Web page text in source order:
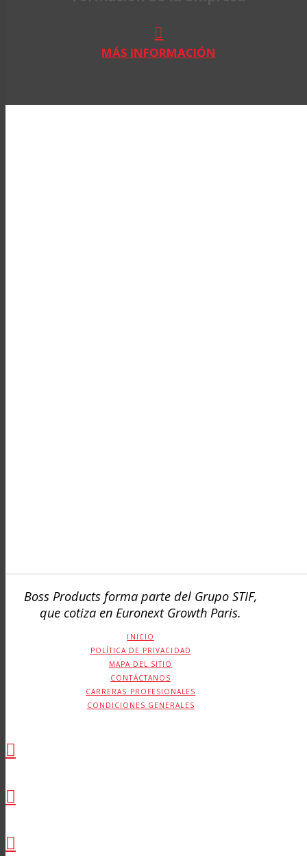
MÁS INFORMACIÓN
Boss Products forma parte del Grupo STIF,
que cotiza en Euronext Growth Paris.
INICIO
POLÍTICA DE PRIVACIDAD
MAPA DEL SITIO
CONTÁCTANOS
CARRERAS PROFESIONALES
CONDICIONES GENERALES